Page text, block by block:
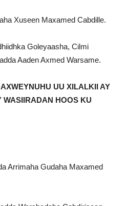
Xuseen Maxamed Cabdille.
Goleyaasha, Cilmi
Aaden Axmed Warsame.
UU XILALKII AY
WASIIRADAN HOOS KU
Arrimaha Gudaha Maxamed